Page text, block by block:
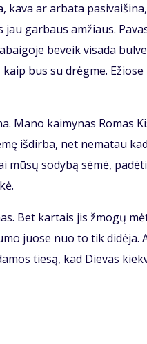
ka­va ar ar­ba­ta
jau gar­baus am­žiaus.
be­veik vi­sa­da
bus su drėg­me.
Ma­no kai­my­nas Ro­mas
iš­dir­ba, net ne­ma­tau
mū­sų so­dy­bą sė­mė,
Bet kar­tais jis žmo­gų
juo­se nuo to tik di­dė­ja.
tie­są, kad Die­vas